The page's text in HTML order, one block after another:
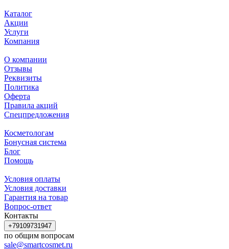
Каталог
Акции
Услуги
Компания
О компании
Отзывы
Реквизиты
Политика
Оферта
Правила акций
Спецпредложения
Косметологам
Бонусная система
Блог
Помощь
Условия оплаты
Условия доставки
Гарантия на товар
Вопрос-ответ
Контакты
+79109731947
по общим вопросам
sale@smartcosmet.ru